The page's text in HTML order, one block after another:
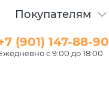
Покупателям
(901) 147-88-90
с 9:00 до 18:00